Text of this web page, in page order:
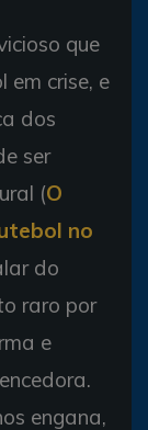
que
em crise, e
dos
ser
(O
no
do
raro por
e
engana,